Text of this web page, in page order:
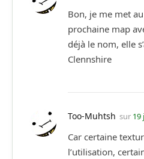
Bon, je me met
prochaine map
déjà le nom, elle
Clennshire
Too-Muhtsh sur 19
Car certaine
l’utilisation,